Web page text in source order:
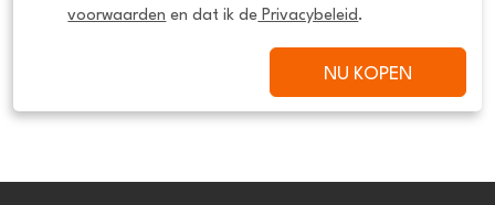
voorwaarden en dat ik de Privacybeleid .
NU KOPEN